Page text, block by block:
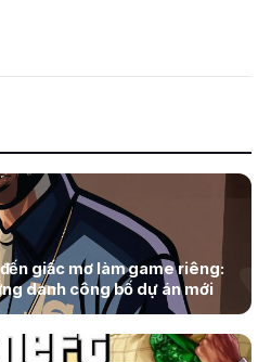
giấc mơ làm game riêng:
danh công bố dự án mới